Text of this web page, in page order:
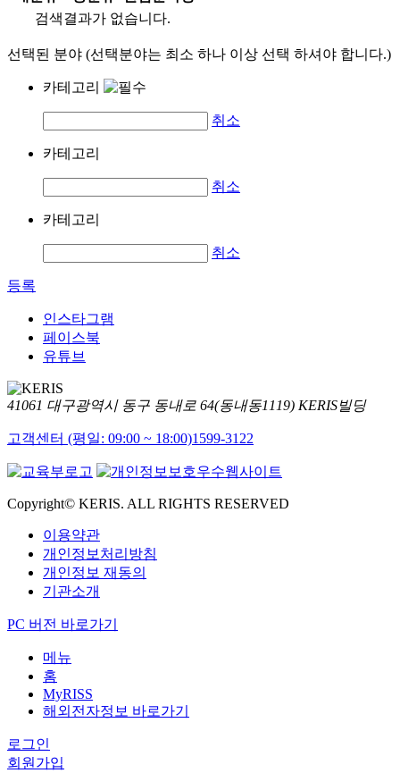
검색결과가 없습니다.
선택된 분야 (선택분야는 최소 하나 이상 선택 하셔야 합니다.)
카테고리
취소
카테고리
취소
카테고리
취소
등록
인스타그램
페이스북
유튜브
41061 대구광역시 동구 동내로 64(동내동1119) KERIS빌딩
고객센터 (평일: 09:00 ~ 18:00)1599-3122
Copyright© KERIS. ALL RIGHTS RESERVED
이용약관
개인정보처리방침
개인정보 재동의
기관소개
PC 버전 바로가기
메뉴
홈
MyRISS
해외전자정보 바로가기
로그인
회원가입